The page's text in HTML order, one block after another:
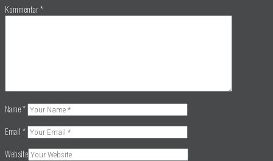
Kommentar*
Name*
Email*
Website